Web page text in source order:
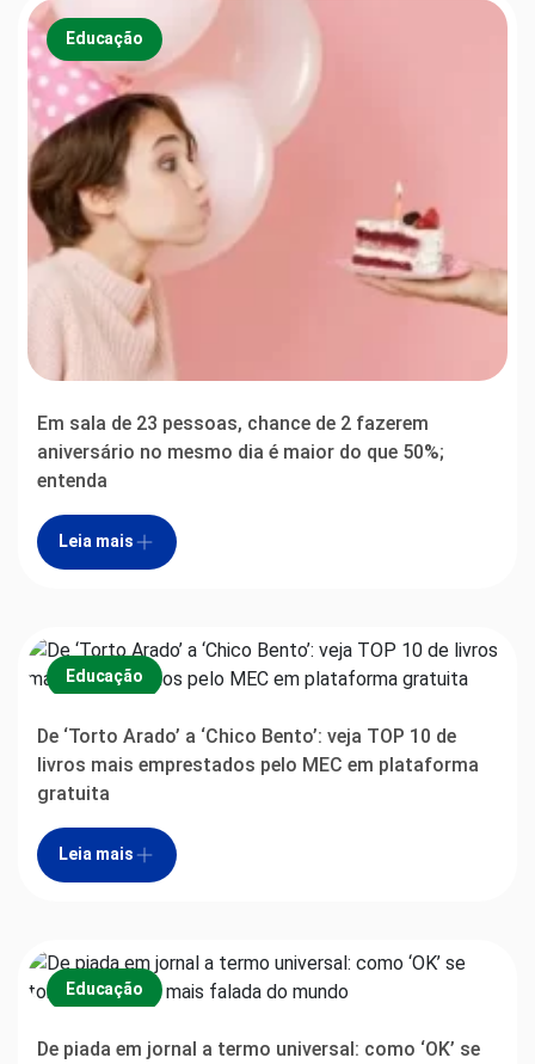
Educação
Em sala de 23 pessoas, chance de 2 fazerem
aniversário no mesmo dia é maior do que 50%;
entenda
Leia mais
Educação
De ‘Torto Arado’ a ‘Chico Bento’: veja TOP 10 de
livros mais emprestados pelo MEC em plataforma
gratuita
Leia mais
Educação
De piada em jornal a termo universal: como ‘OK’ se